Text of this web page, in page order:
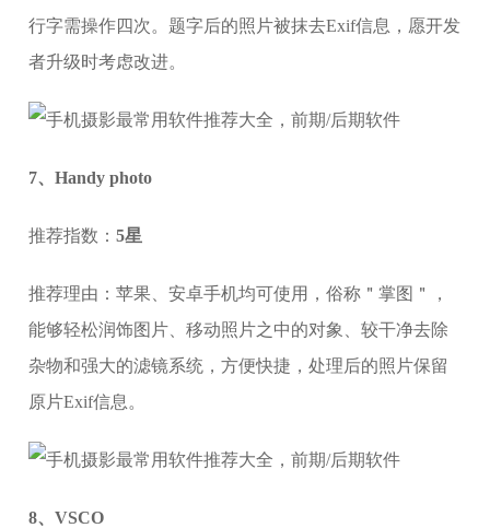
行字需操作四次。题字后的照片被抹去Exif信息，愿开发
者升级时考虑改进。
7、Handy photo
推荐指数：5星
推荐理由：苹果、安卓手机均可使用，俗称＂掌图＂，
能够轻松润饰图片、移动照片之中的对象、较干净去除
杂物和强大的滤镜系统，方便快捷，处理后的照片保留
原片Exif信息。
8、VSCO